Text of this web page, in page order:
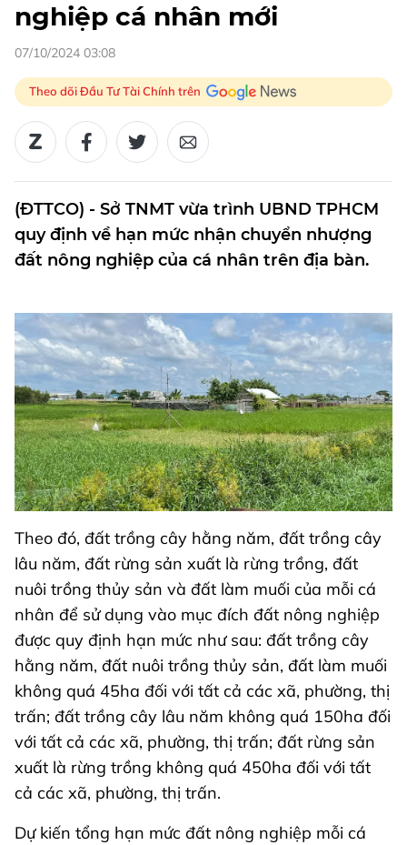
nghiệp cá nhân mới
07/10/2024 03:08
Theo dõi Đầu Tư Tài Chính trên
(ĐTTCO) - Sở TNMT vừa trình UBND TPHCM
quy định về hạn mức nhận chuyển nhượng
đất nông nghiệp của cá nhân trên địa bàn.
Theo đó, đất trồng cây hằng năm, đất trồng cây
lâu năm, đất rừng sản xuất là rừng trồng, đất
nuôi trồng thủy sản và đất làm muối của mỗi cá
nhân để sử dụng vào mục đích đất nông nghiệp
được quy định hạn mức như sau: đất trồng cây
hằng năm, đất nuôi trồng thủy sản, đất làm muối
không quá 45ha đối với tất cả các xã, phường, thị
trấn; đất trồng cây lâu năm không quá 150ha đối
với tất cả các xã, phường, thị trấn; đất rừng sản
xuất là rừng trồng không quá 450ha đối với tất
cả các xã, phường, thị trấn.
Dự kiến tổng hạn mức đất nông nghiệp mỗi cá